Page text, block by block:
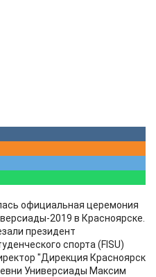
официальная церемония
2019 в Красноярске.
президент
спорта (FISU)
"Дирекция Красноярск
Универсиады Максим